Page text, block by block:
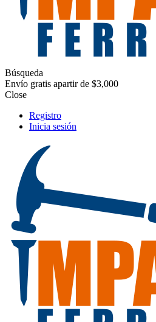
Búsqueda
Envío gratis apartir de $3,000
Close
Registro
Inicia sesión